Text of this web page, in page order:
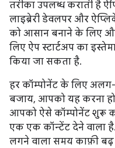
तरीका उपलब्ध कराती है
लाइब्रेरी डेवलपर और
को आसान बनाने के लिए
लिए ऐप स्टार्टअप का
किया जा सकता है.
हर कॉम्पोनेंट के लिए
बजाय, आपको यह करना
आपको ऐसे कॉम्पोनेंट शुरू
एक एक कॉन्टेंट देने वाला
लगने वाला समय काफ़ी